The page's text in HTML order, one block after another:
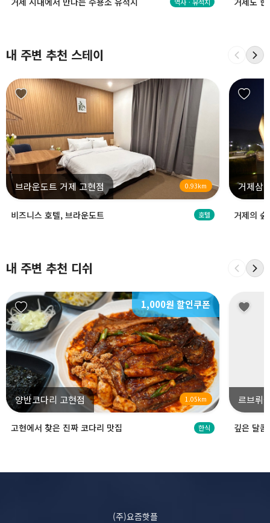
내 주변 추천 스테이
브라운도트 거제 고현점 0.93km
비즈니스 호텔, 브라운도트 호텔
거제삼
거제의
내 주변 추천 디쉬
1,000원 할인쿠폰
양반코다리 고현점 1.05km
고현에서 찾은 진짜 코다리 맛집 한식
르브뤼
깊은 달
(주)요즘핫플